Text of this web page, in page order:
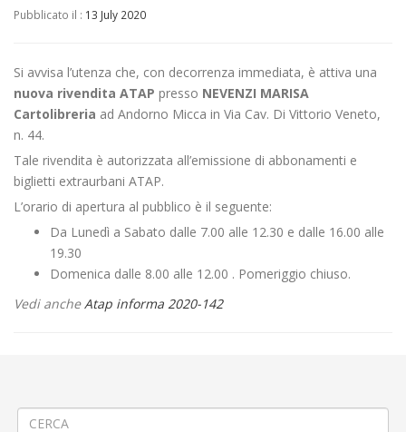
Pubblicato il : 13 July 2020
Si avvisa l’utenza che, con decorrenza immediata, è attiva una
nuova rivendita ATAP presso NEVENZI MARISA
Cartolibreria ad Andorno Micca in Via Cav. Di Vittorio Veneto,
n. 44.
Tale rivendita è autorizzata all’emissione di abbonamenti e
biglietti extraurbani ATAP.
L’orario di apertura al pubblico è il seguente:
Da Lunedì a Sabato dalle 7.00 alle 12.30 e dalle 16.00 alle
19.30
Domenica dalle 8.00 alle 12.00 . Pomeriggio chiuso.
Vedi ancheAtap informa 2020-142